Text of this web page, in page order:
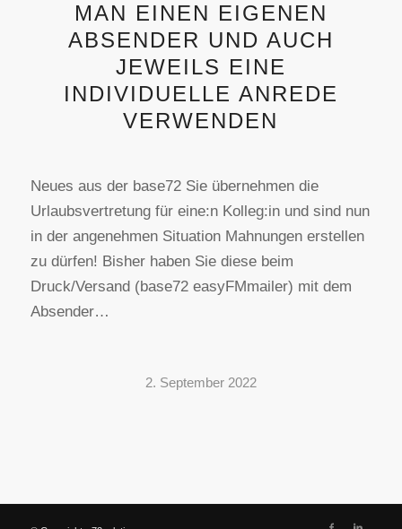
MAN EINEN EIGENEN
ABSENDER UND AUCH
JEWEILS EINE
INDIVIDUELLE ANREDE
VERWENDEN
Neues aus der base72 Sie übernehmen die
Urlaubsvertretung für eine:n Kolleg:in und sind nun
in der angenehmen Situation Mahnungen erstellen
zu dürfen! Bisher haben Sie diese beim
Druck/Versand (base72 easyFMmailer) mit dem
Absender…
2. September 2022